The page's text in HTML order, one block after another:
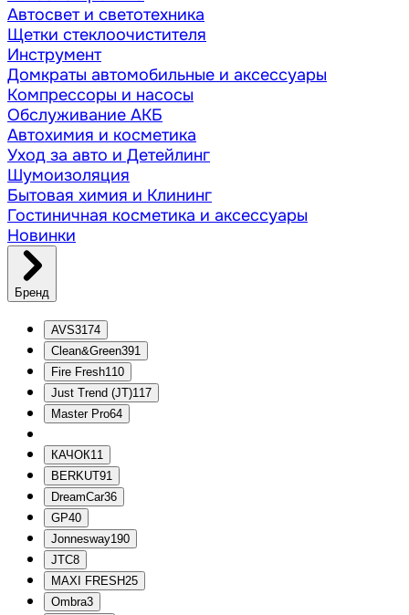
Автосвет и светотехника
Щетки стеклоочистителя
Инструмент
Домкраты автомобильные и аксессуары
Компрессоры и насосы
Обслуживание АКБ
Автохимия и косметика
Уход за авто и Детейлинг
Шумоизоляция
Бытовая химия и Клининг
Гостиничная косметика и аксессуары
Новинки
Бренд
AVS3174
Clean&Green391
Fire Fresh110
Just Trend (JT)117
Master Pro64
КАЧОК11
BERKUT91
DreamCar36
GP40
Jonnesway190
JTC8
MAXI FRESH25
Ombra3